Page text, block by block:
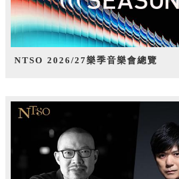
NTSO 2026/27樂季音樂會總覽